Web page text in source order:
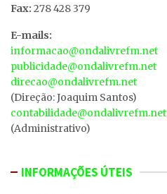
Fax: 278 428 379
E-mails:
informacao@ondalivrefm.net
publicidade@ondalivrefm.net
direcao@ondalivrefm.net
(Direção: Joaquim Santos)
contabilidade@ondalivrefm.net
(Administrativo)
INFORMAÇÕES ÚTEIS